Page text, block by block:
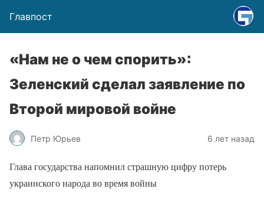
Главпост
«Нам не о чем спорить»:
Зеленский сделал заявление по
Второй мировой войне
Петр Юрьев 6 лет назад
Глава государства напомнил страшную цифру потерь
украинского народа во время войны